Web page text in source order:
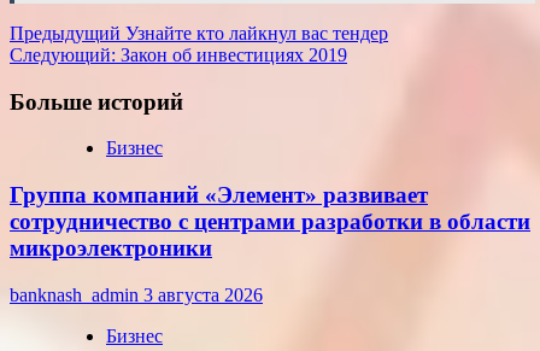
Навигация
записи
Предыдущий Узнайте кто лайкнул вас тендер
Следующий: Закон об инвестициях 2019
Больше историй
Бизнес
Группа компаний «Элемент» развивает
сотрудничество с центрами разработки в области
микроэлектроники
banknash_admin 3 августа 2026
Бизнес